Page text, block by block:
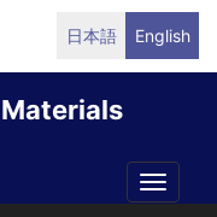
日本語 English
Toggle